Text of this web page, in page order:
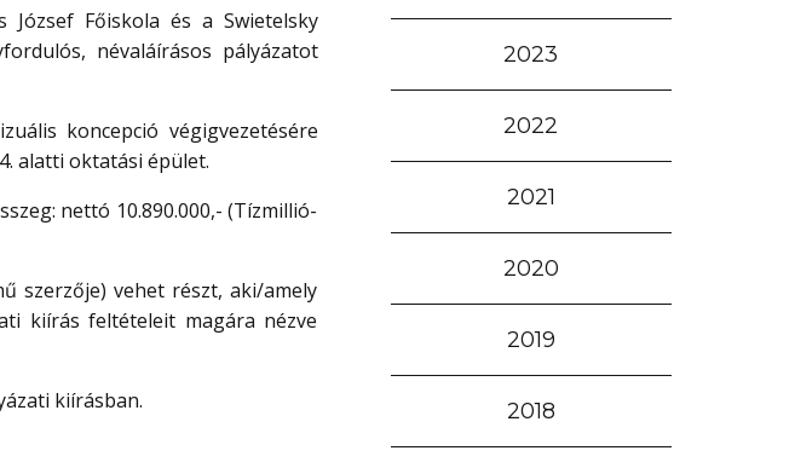
József Főiskola és a Swietelsky
névaláírásos pályázatot
koncepció végigvezetésére
alatti oktatási épület.
nettó 10.890.000,- (Tízmillió-
szerzője) vehet részt, aki/amely
kiírás feltételeit magára nézve
kiírásban.
2023
2022
2021
2020
2019
2018